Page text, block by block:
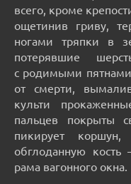
всего, кроме
ощетинив гриву,
ногами тряпки в
потерявшие
с родимыми
от смерти,
культи
пальцев покрыты
пикирует
обглоданную
рама вагонного окна.